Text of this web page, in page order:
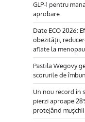
GLP-1 pentru
aprobare
Date ECO 2026:
obezității,
aflate la
Pastila Wegovy
scorurile de
Un nou record în
pierzi aproape
protejând mușchii